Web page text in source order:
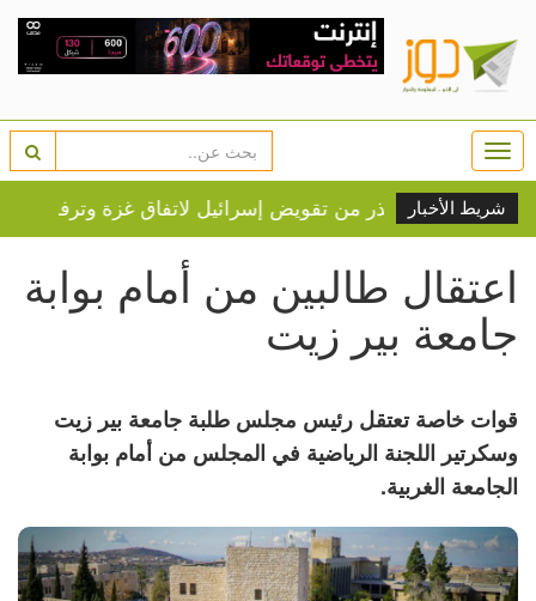
شريط الأخبار
اعتقال طالبين من أمام بوابة
جامعة بير زيت
قوات خاصة تعتقل رئيس مجلس طلبة جامعة بير زيت
وسكرتير اللجنة الرياضية في المجلس من أمام بوابة
الجامعة الغربية.